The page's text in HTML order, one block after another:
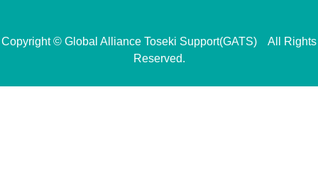
Copyright © Global Alliance Toseki Support(GATS) All Rights
Reserved.